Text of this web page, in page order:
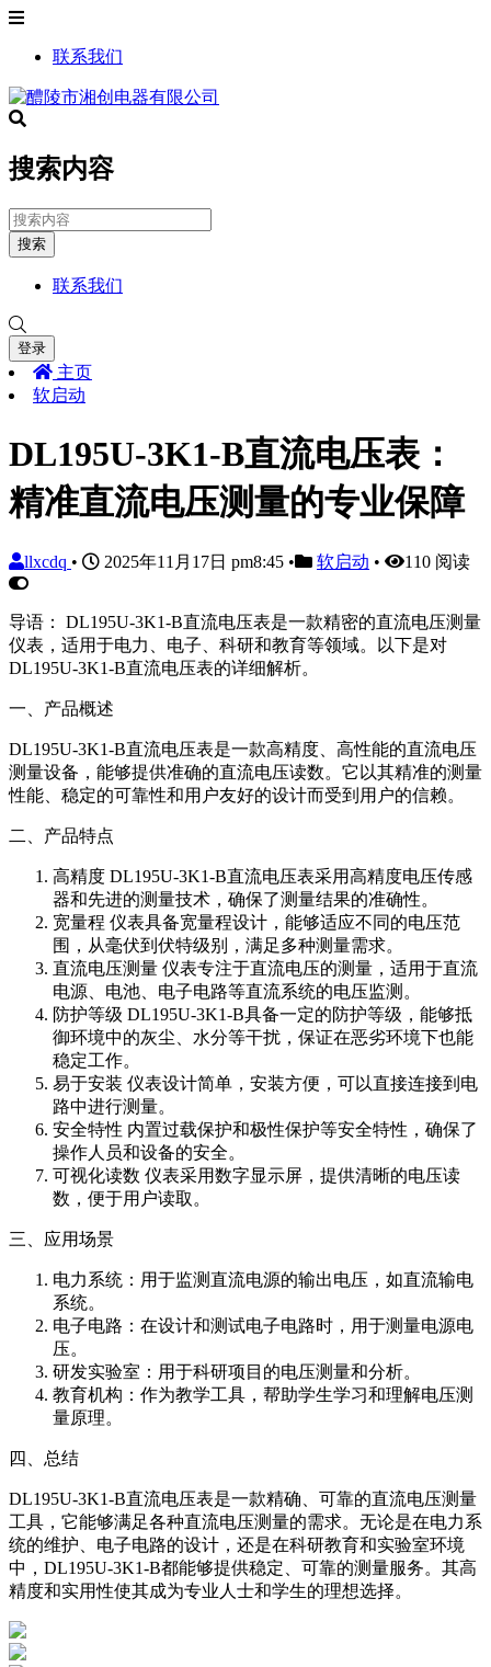
联系我们
搜索内容
搜索
联系我们
登录
主页
软启动
DL195U-3K1-B直流电压表：
精准直流电压测量的专业保障
llxcdq • 2025年11月17日 pm8:45 • 软启动 • 110 阅读
导语： DL195U-3K1-B直流电压表是一款精密的直流电压测量
仪表，适用于电力、电子、科研和教育等领域。以下是对
DL195U-3K1-B直流电压表的详细解析。
一、产品概述
DL195U-3K1-B直流电压表是一款高精度、高性能的直流电压
测量设备，能够提供准确的直流电压读数。它以其精准的测量
性能、稳定的可靠性和用户友好的设计而受到用户的信赖。
二、产品特点
高精度 DL195U-3K1-B直流电压表采用高精度电压传感
器和先进的测量技术，确保了测量结果的准确性。
宽量程 仪表具备宽量程设计，能够适应不同的电压范
围，从毫伏到伏特级别，满足多种测量需求。
直流电压测量 仪表专注于直流电压的测量，适用于直流
电源、电池、电子电路等直流系统的电压监测。
防护等级 DL195U-3K1-B具备一定的防护等级，能够抵
御环境中的灰尘、水分等干扰，保证在恶劣环境下也能
稳定工作。
易于安装 仪表设计简单，安装方便，可以直接连接到电
路中进行测量。
安全特性 内置过载保护和极性保护等安全特性，确保了
操作人员和设备的安全。
可视化读数 仪表采用数字显示屏，提供清晰的电压读
数，便于用户读取。
三、应用场景
电力系统：用于监测直流电源的输出电压，如直流输电
系统。
电子电路：在设计和测试电子电路时，用于测量电源电
压。
研发实验室：用于科研项目的电压测量和分析。
教育机构：作为教学工具，帮助学生学习和理解电压测
量原理。
四、总结
DL195U-3K1-B直流电压表是一款精确、可靠的直流电压测量
工具，它能够满足各种直流电压测量的需求。无论是在电力系
统的维护、电子电路的设计，还是在科研教育和实验室环境
中，DL195U-3K1-B都能够提供稳定、可靠的测量服务。其高
精度和实用性使其成为专业人士和学生的理想选择。